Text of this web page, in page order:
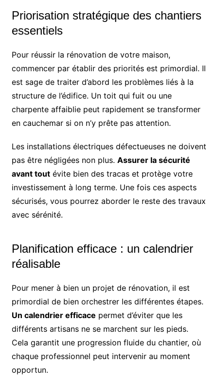
Priorisation stratégique des chantiers
essentiels
Pour réussir la rénovation de votre maison,
commencer par établir des priorités est primordial. Il
est sage de traiter d’abord les problèmes liés à la
structure de l’édifice. Un toit qui fuit ou une
charpente affaiblie peut rapidement se transformer
en cauchemar si on n’y prête pas attention.
Les installations électriques défectueuses ne doivent
pas être négligées non plus. Assurer la sécurité
avant toutévite bien des tracas et protège votre
investissement à long terme. Une fois ces aspects
sécurisés, vous pourrez aborder le reste des travaux
avec sérénité.
Planification efficace : un calendrier
réalisable
Pour mener à bien un projet de rénovation, il est
primordial de bien orchestrer les différentes étapes.
Un calendrier efficace permet d’éviter que les
différents artisans ne se marchent sur les pieds.
Cela garantit une progression fluide du chantier, où
chaque professionnel peut intervenir au moment
opportun.